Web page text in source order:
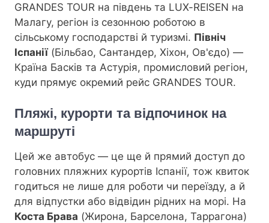
GRANDES TOUR на південь та LUX-REISEN на
Малагу, регіон із сезонною роботою в
сільському господарстві й туризмі. Північ
Іспанії(Більбао, Сантандер, Хіхон, Ов'єдо) —
Країна Басків та Астурія, промисловий регіон,
куди прямує окремий рейс GRANDES TOUR.
Пляжі, курорти та відпочинок на
маршруті
Цей же автобус — це ще й прямий доступ до
головних пляжних курортів Іспанії, тож квиток
годиться не лише для роботи чи переїзду, а й
для відпустки або відвідин рідних на морі. На
Костa Брава (Жирона, Барселона, Таррагона)